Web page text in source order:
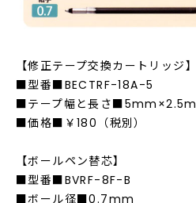
【修正テープ交換カートリッジ】
■型番■BECTRF-18A-5
■テープ幅と長さ■5mm×2.5m
■価格■￥180（税別）
【ボールペン替芯】
■型番■BVRF-8F-B
■ボール径■0.7mm